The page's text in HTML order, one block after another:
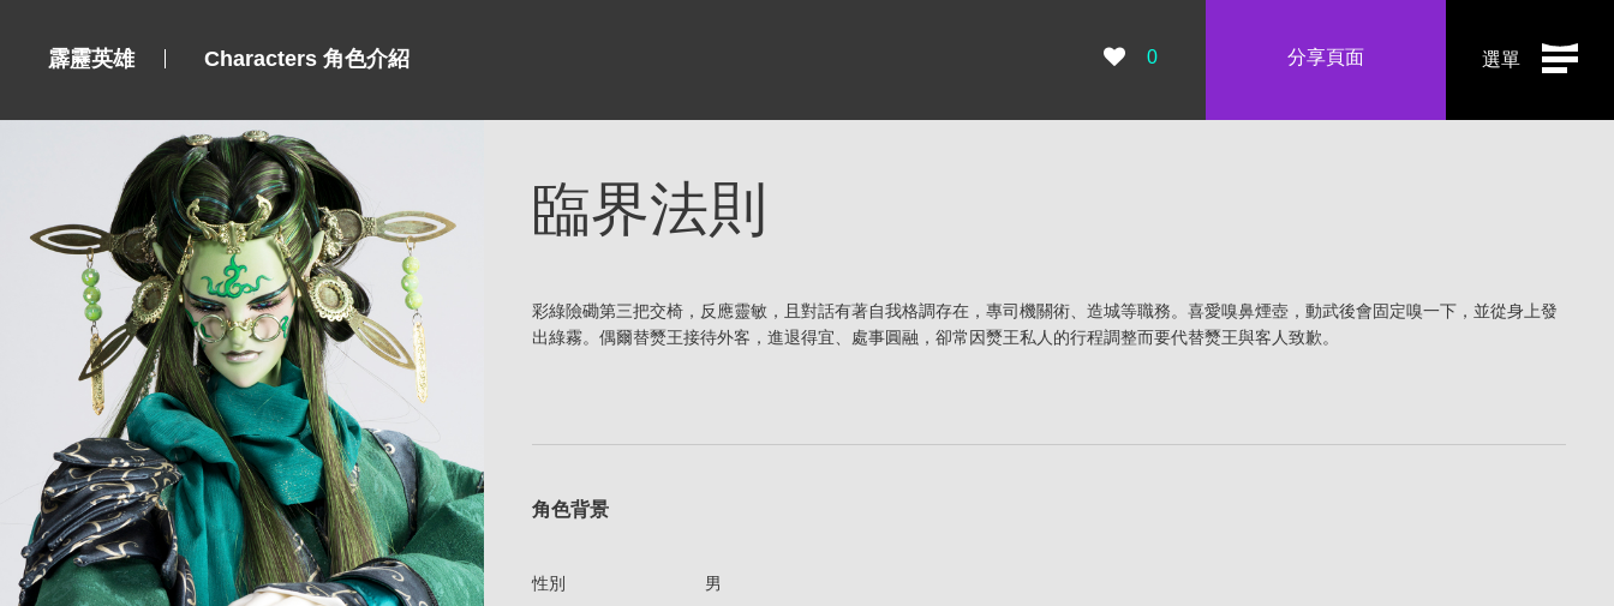
選單
霹靂英雄 Characters 角色介紹 瀏覽數：
0 分享頁面
臨界法則
彩綠險磡第三把交椅，反應靈敏，且對話有著自我格調存在，專司機關術、造城等職務。喜愛嗅鼻煙壺，動武後會固定嗅一下，並從身上發
出綠霧。偶爾替燹王接待外客，進退得宜、處事圓融，卻常因燹王私人的行程調整而要代替燹王與客人致歉。
角色背景
性別 男